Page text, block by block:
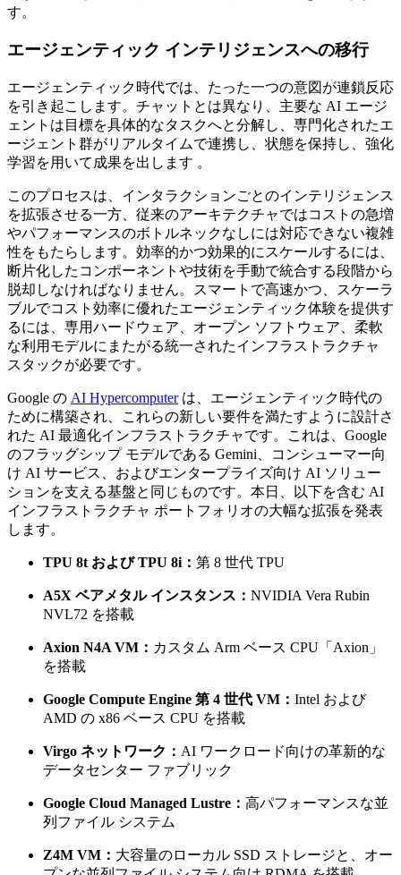
す。
エージェンティック インテリジェンスへの移行
エージェンティック時代では、たった一つの意図が連鎖反応
を引き起こします。チャットとは異なり、主要な AI エージ
ェントは目標を具体的なタスクへと分解し、専門化されたエ
ージェント群がリアルタイムで連携し、状態を保持し、強化
学習を用いて成果を出します 。
このプロセスは、インタラクションごとのインテリジェンス
を拡張させる一方、従来のアーキテクチャではコストの急増
やパフォーマンスのボトルネックなしには対応できない複雑
性をもたらします。効率的かつ効果的にスケールするには、
断片化したコンポーネントや技術を手動で統合する段階から
脱却しなければなりません。スマートで高速かつ、スケーラ
ブルでコスト効率に優れたエージェンティック体験を提供す
るには、専用ハードウェア、オープン ソフトウェア、柔軟
な利用モデルにまたがる統一されたインフラストラクチャ
スタックが必要です。
Google の AI Hypercomputerは、エージェンティック時代の
ために構築され、これらの新しい要件を満たすように設計さ
れた AI 最適化インフラストラクチャです。これは、Google
のフラッグシップ モデルである Gemini、コンシューマー向
け AI サービス、およびエンタープライズ向け AI ソリュー
ションを支える基盤と同じものです。本日、以下を含む AI
インフラストラクチャ ポートフォリオの大幅な拡張を発表
します。
TPU 8t および TPU 8i： 第 8 世代 TPU
A5X ベアメタル インスタンス： NVIDIA Vera Rubin
NVL72 を搭載
Axion N4A VM： カスタム Arm ベース CPU「Axion」
を搭載
Google Compute Engine 第 4 世代 VM： Intel および
AMD の x86 ベース CPU を搭載
Virgo ネットワーク： AI ワークロード向けの革新的な
データセンター ファブリック
Google Cloud Managed Lustre： 高パフォーマンスな並
列ファイル システム
Z4M VM： 大容量のローカル SSD ストレージと、オー